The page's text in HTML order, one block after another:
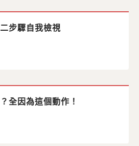
步驟自我檢視
全因為這個動作！